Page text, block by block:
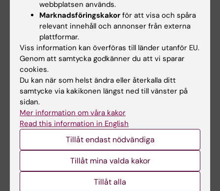
CONFERENCE PUBLICATION: JOURNAL OF
HYPERTENSION.
VASCULAR BIOMARKERS IN RELATION TO
INDICES OF AORTIC STIFFNESS AND RENAL
FUNCTION IN PRIMARY HYPERTENSION
Jekell A; Lundwall K; Spaak J; Kahan T
CONFERENCE PUBLICATION:
HYPERTENSION.2022;40(SUPPL):E9
BLOOD PRESSURE IN ATRIAL FIBRILLATION AND
IN SINUS RHYTHM DURING 24 HOUR
AMBULATORY BLOOD PRESSURE MONITORING:
DATA FROM THE TEMPLAR PROJECT
Lundwall K; Kahan T; Omboni S
webbplatsen används.
Marknadsföringskakor för att visa och spåra
relevant innehåll och annonser från externa
plattformar.
Viss information kan överföras till länder utanför EU.
Genom att samtycka godkänner du att vi sparar
cookies.
Du kan när som helst ändra eller återkalla ditt
samtycke via kakikonen längst ned till vänster på
sidan.
Mer information om våra kakor
Read this information in English
Tillåt endast nödvändiga
Tillåt mina valda kakor
Tillåt alla